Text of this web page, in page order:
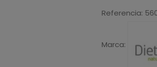
Referencia:
Marca: